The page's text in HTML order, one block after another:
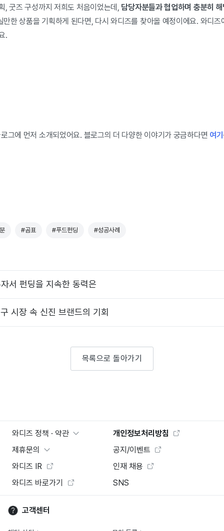
, 굿즈 구성까지 저희도 처음이었는데, 담당자분들과 협업하며 충분히
만한 상품을 기획하게 된다면, 다시 와디즈를 찾아올 예정이에요. 와디
.
그에 먼저 소개되었어요. 블로그의 더 다양한 이야기가 궁금하다면 여기
#곰표 #푸드펀딩 #성공사례
서 펀딩을 지속한 동력은
시장 속 신진 브랜드의 기회
목록으로 돌아가기
와디즈 정책 · 약관
개인정보처리방침
제휴문의
공지/이벤트
와디즈 IR
인재 채용
와디즈 바로가기
SNS
고객센터